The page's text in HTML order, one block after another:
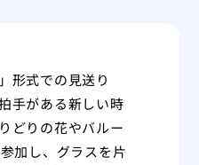
形式での見送り
手がある新しい時
どりの花やバルー
加し、グラスを片